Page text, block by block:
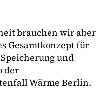
brauchen wir aber
Gesamtkonzept für
und
der
Wärme Berlin.